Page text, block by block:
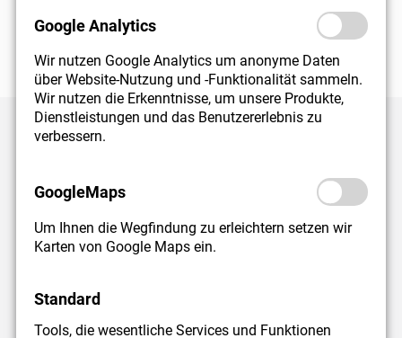
Versorgungsausgleich.
Robert Fackler
recht­lichen Angelegenheiten und Ehescheidungs­ver­
erzielen. Hierfür sind neben rechtlicher Fachkompetenz
Google Analytics
Wir nutzen Google Analytics um anonyme Daten
über Website-Nutzung und -Funktionalität sammeln.
Wir nutzen die Erkenntnisse, um unsere Produkte,
Dienstleistungen und das Benutzererlebnis zu
verbessern.
GoogleMaps
Um Ihnen die Wegfindung zu erleichtern setzen wir
Karten von Google Maps ein.
Standard
Tools, die wesentliche Services und Funktionen